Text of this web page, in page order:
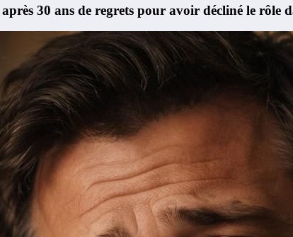
30 ans de regrets pour avoir décliné le rôle